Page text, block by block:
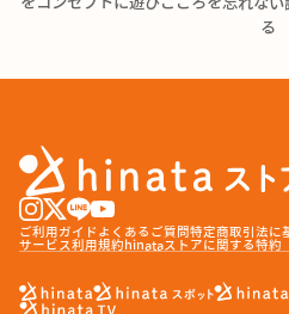
る
ご利用ガイド よくあるご質問特定商取引法に
サービス利用規約hinataストアに関する特約